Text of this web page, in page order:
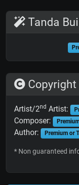
Tanda
Copyright
Artist/2nd Artist:
Composer:
Author: Premium or
* Non guaranteed